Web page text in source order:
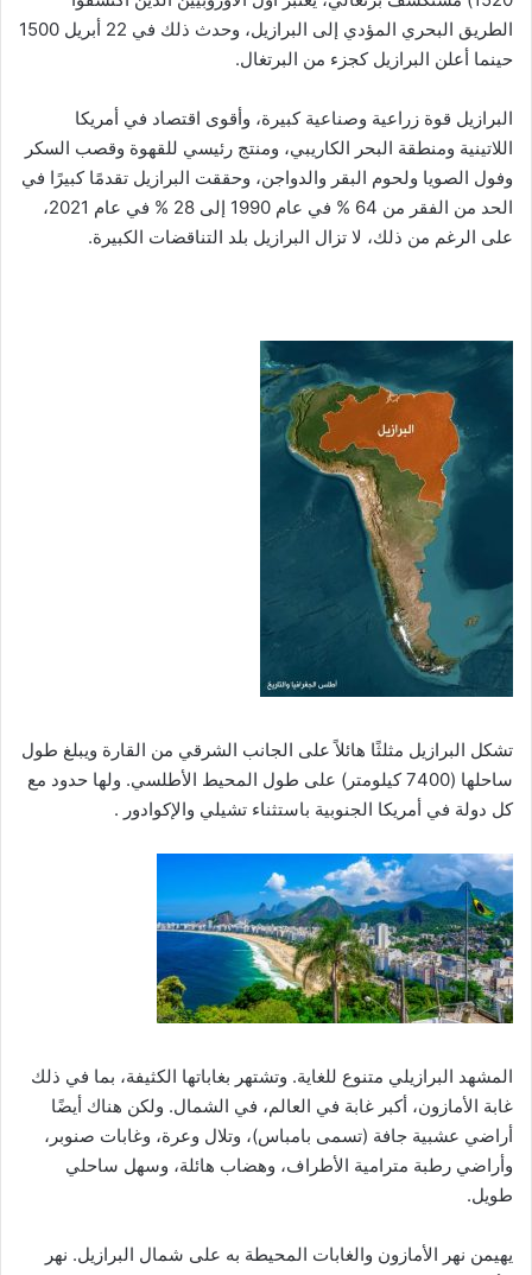
الطريق البحري المؤدي إلى البرازيل، وحدث ذلك في 22 أبريل 1500
حينما أعلن البرازيل كجزء من البرتغال.
البرازيل قوة زراعية وصناعية كبيرة، وأقوى اقتصاد في أمريكا
اللاتينية ومنطقة البحر الكاريبي، ومنتج رئيسي للقهوة وقصب السكر
وفول الصويا ولحوم البقر والدواجن، وحققت البرازيل تقدمًا كبيرًا في
الحد من الفقر من 64 % في عام 1990 إلى 28 % في عام 2021،
على الرغم من ذلك، لا تزال البرازيل بلد التناقضات الكبيرة.
تشكل البرازيل مثلثًا هائلاً على الجانب الشرقي من القارة ويبلغ طول
ساحلها (7400 كيلومتر) على طول المحيط الأطلسي. ولها حدود مع
كل دولة في أمريكا الجنوبية باستثناء تشيلي والإكوادور .
المشهد البرازيلي متنوع للغاية. وتشتهر بغاباتها الكثيفة، بما في ذلك
غابة الأمازون، أكبر غابة في العالم، في الشمال. ولكن هناك أيضًا
أراضي عشبية جافة (تسمى بامباس)، وتلال وعرة، وغابات صنوبر،
وأراضي رطبة مترامية الأطراف، وهضاب هائلة، وسهل ساحلي
طويل.
يهيمن نهر الأمازون والغابات المحيطة به على شمال البرازيل. نهر